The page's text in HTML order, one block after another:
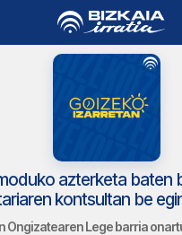
azterketa baten
kontsultan be
Ongizatearen Lege barria